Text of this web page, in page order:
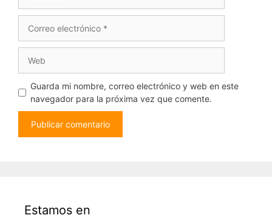
electrónico
Guarda mi nombre, correo electrónico y web en este
navegador para la próxima vez que comente.
Estamos en